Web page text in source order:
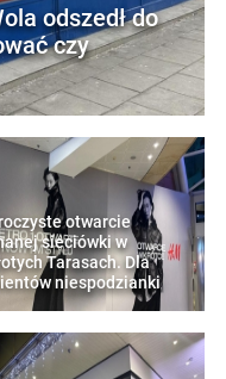
odszedł do
czy
otwarcie
sieciówki w
Tarasach. Dla
niespodzianki